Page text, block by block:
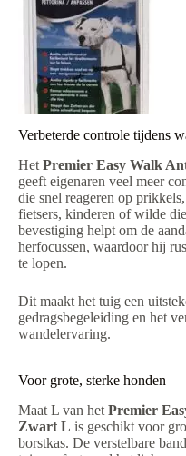
Verbeterde controle tijdens
Het Premier Easy Walk
geeft eigenaren veel meer
die snel reageren op
fietsers, kinderen of wilde
bevestiging helpt om de
herfocussen, waardoor hij
te lopen.
Dit maakt het tuig een
gedragsbegeleiding en het
wandelervaring.
Voor grote, sterke honden
Maat L van het Premier
Zwart L is geschikt voor
borstkas. De verstelbare